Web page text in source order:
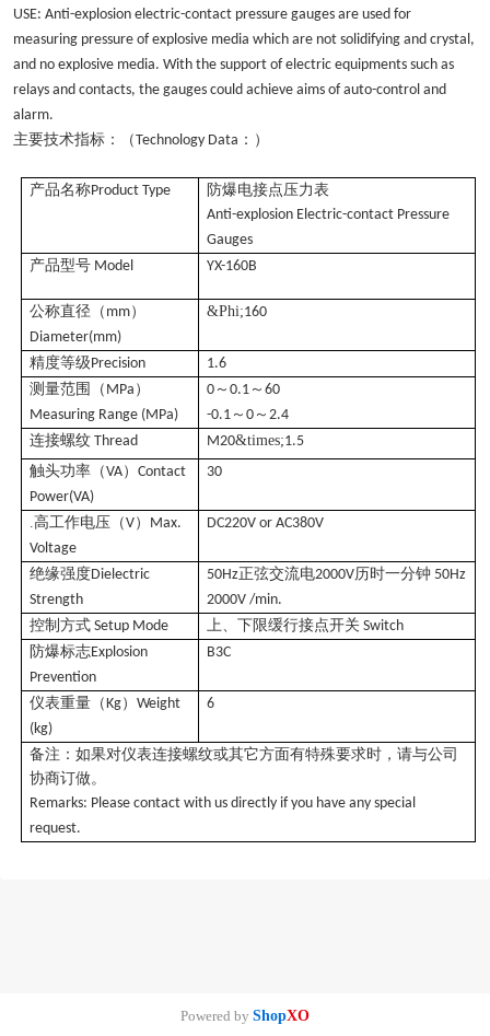
USE: Anti-explosion electric-contact pressure gauges are used for
measuring pressure of explosive media which are not solidifying and crystal,
and no explosive media. With the support of electric equipments such as
relays and contacts, the gauges could achieve aims of auto-control and
alarm.
主要技术指标：（Technology Data ：）
产品名称Product Type
防爆电接点压力表
Anti-explosion Electric-contact Pressure
Gauges
产品型号 Model YX-160B
公称直径（ mm）
Diameter(mm)
&Phi;160
精度等级Precision
1.6
测量范围（ MPa ）
Measuring Range (MPa)
0 ～0.1 ～60
-0.1 ～0 ～2.4
连接螺纹 Thread M20&times;1.5
触头功率（VA）Contact
Power(VA)
30
.高工作电压（V） Max.
Voltage
DC220V or AC380V
绝缘强度Dielectric
Strength
50Hz正弦交流电2000V历时一分钟 50Hz
2000V /min.
控制方式 Setup Mode 上、下限缓行接点开关 Switch
防爆标志Explosion
Prevention
B3C
仪表重量（Kg）Weight
(kg)
6
备注：如果对仪表连接螺纹或其它方面有特殊要求时，请与公司
协商订做。
Remarks: Please contact with us directly if you have any special
request.
Powered by ShopXO